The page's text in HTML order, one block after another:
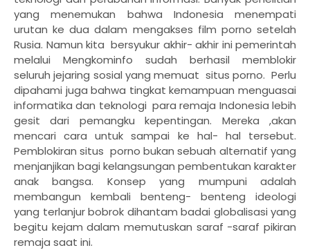
yang menemukan bahwa Indonesia menempati
urutan ke dua dalam mengakses film porno setelah
Rusia. Namun kita bersyukur akhir- akhir ini pemerintah
melalui Mengkominfo sudah berhasil memblokir
seluruh jejaring sosial yang memuat situs porno. Perlu
dipahami juga bahwa tingkat kemampuan menguasai
informatika dan teknologi para remaja Indonesia lebih
gesit dari pemangku kepentingan. Mereka ,akan
mencari cara untuk sampai ke hal- hal tersebut.
Pemblokiran situs porno bukan sebuah alternatif yang
menjanjikan bagi kelangsungan pembentukan karakter
anak bangsa. Konsep yang mumpuni adalah
membangun kembali benteng- benteng ideologi
yang terlanjur bobrok dihantam badai globalisasi yang
begitu kejam dalam memutuskan saraf -saraf pikiran
remaja saat ini.